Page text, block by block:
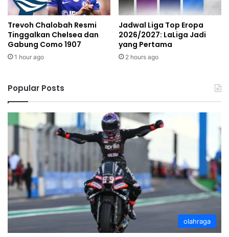
Trevoh Chalobah Resmi
Tinggalkan Chelsea dan
Gabung Como 1907
1 hour ago
Jadwal Liga Top Eropa
2026/2027: LaLiga Jadi
yang Pertama
2 hours ago
Popular Posts
olahraga